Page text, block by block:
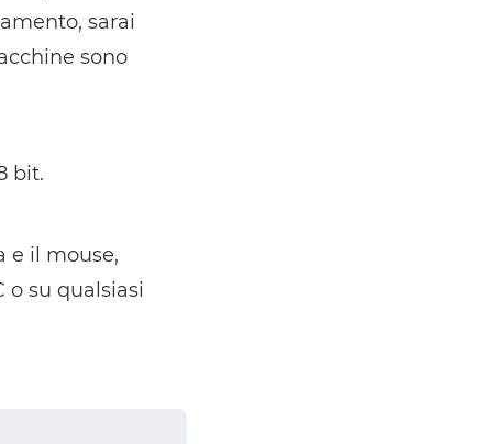
sarai
sono
bit.
e il mouse,
o su qualsiasi